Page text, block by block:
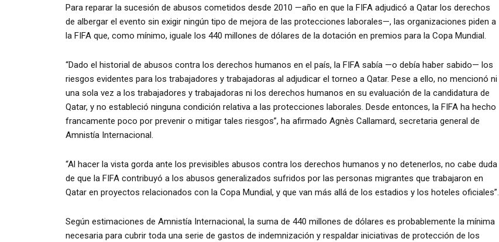
Para reparar la sucesión de abusos cometidos desde 2010 —año en que la FIFA adjudicó a Qatar los derechos
de albergar el evento sin exigir ningún tipo de mejora de las protecciones laborales—, las organizaciones piden a
la FIFA que, como mínimo, iguale los 440 millones de dólares de la dotación en premios para la Copa Mundial.
“Dado el historial de abusos contra los derechos humanos en el país, la FIFA sabía —o debía haber sabido— los
riesgos evidentes para los trabajadores y trabajadoras al adjudicar el torneo a Qatar. Pese a ello, no mencionó ni
una sola vez a los trabajadores y trabajadoras ni los derechos humanos en su evaluación de la candidatura de
Qatar, y no estableció ninguna condición relativa a las protecciones laborales. Desde entonces, la FIFA ha hecho
francamente poco por prevenir o mitigar tales riesgos”, ha afirmado Agnès Callamard, secretaria general de
Amnistía Internacional.
“Al hacer la vista gorda ante los previsibles abusos contra los derechos humanos y no detenerlos, no cabe duda
de que la FIFA contribuyó a los abusos generalizados sufridos por las personas migrantes que trabajaron en
Qatar en proyectos relacionados con la Copa Mundial, y que van más allá de los estadios y los hoteles oficiales”.
Según estimaciones de Amnistía Internacional, la suma de 440 millones de dólares es probablemente la mínima
necesaria para cubrir toda una serie de gastos de indemnización y respaldar iniciativas de protección de los